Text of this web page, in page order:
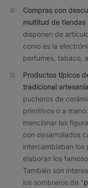
Compras con
multitud de tiendas
disponen de
como es la
perfumes, tabaco,
Productos típicos
tradicional
pucheros de
primitivos o a
mencionar las
con desarrollados
intercambiaban los
elaboran los
También son
los sombreros de "